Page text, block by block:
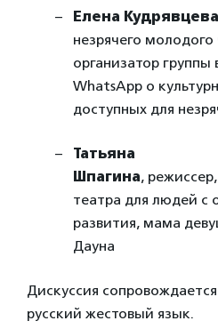
Елена Кудрявцева
незрячего молодого
организатор
WhatsApp о
доступных для
Татьяна
Шпагина,
театра для людей с
развития, мама
Дауна
Дискуссия
русский жестовый язык.